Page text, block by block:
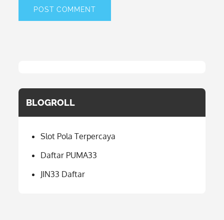
BLOGROLL
Slot Pola Terpercaya
Daftar PUMA33
JIN33 Daftar